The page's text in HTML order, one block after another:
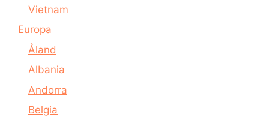
Vietnam
Europa
Åland
Albania
Andorra
Belgia